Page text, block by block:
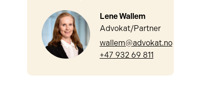
Lene Wallem
Advokat/Partner
wallem@advokat.no
+47 932 69 811